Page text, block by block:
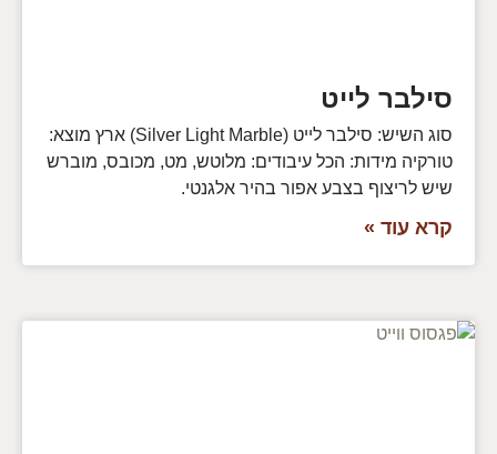
סילבר לייט
סוג השיש: סילבר לייט (Silver Light Marble) ארץ מוצא:
טורקיה מידות: הכל עיבודים: מלוטש, מט, מכובס, מוברש
שיש לריצוף בצבע אפור בהיר אלגנטי.
קרא עוד »